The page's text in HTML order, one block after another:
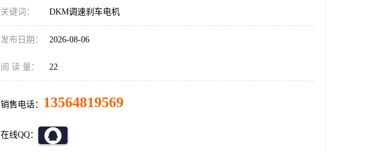
关键词： DKM调速刹车电机
发布日期： 2026-08-06
阅 读 量： 22
销售电话： 13564819569
在线QQ：